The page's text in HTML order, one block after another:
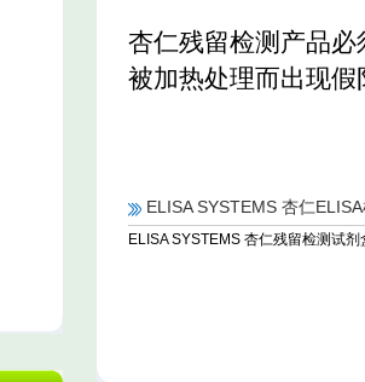
杏仁残留检测产品
被加热处理而出现假
ELISA SYSTEMS 杏仁
ELISA SYSTEMS 杏仁残留检测试